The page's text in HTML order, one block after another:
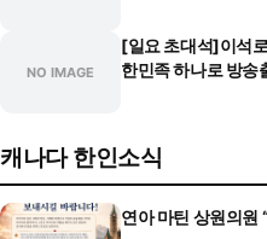
NO IMAGE
[일요 초대석]이석
한민족 하나로 방송
캐나다 한인소식
연아 마틴 상원의원